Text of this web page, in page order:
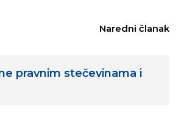
Naredni članak
pravnim stečevinama i